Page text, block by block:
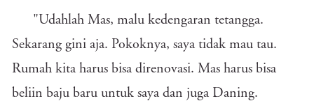
"Udahlah Mas, malu kedengaran tetangga.
Sekarang gini aja. Pokoknya, saya tidak mau tau.
Rumah kita harus bisa direnovasi. Mas harus bisa
beliin baju baru untuk saya dan juga Daning.